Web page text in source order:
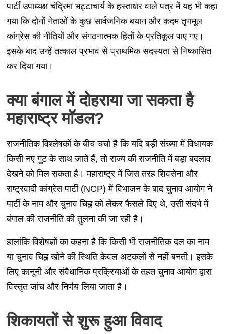
पार्टी उपाध्यक्ष चंद्रिमा भट्टाचार्य के हस्ताक्षर वाले पत्र में यह भी कहा
गया कि दोनों नेताओं के कुछ सार्वजनिक बयान और कदम तृणमूल
कांग्रेस की नीतियों और संगठनात्मक हितों के प्रतिकूल पाए गए।
इसके बाद उन्हें तत्काल प्रभाव से प्राथमिक सदस्यता से निष्कासित
कर दिया गया।
क्या बंगाल में दोहराया जा सकता है
महाराष्ट्र मॉडल?
राजनीतिक विश्लेषकों के बीच चर्चा है कि यदि बड़ी संख्या में विधायक
किसी नए गुट के साथ जाते हैं, तो राज्य की राजनीति में बड़ा बदलाव
देखने को मिल सकता है। महाराष्ट्र में जिस तरह शिवसेना और
राष्ट्रवादी कांग्रेस पार्टी (NCP) में विभाजन के बाद चुनाव आयोग ने
पार्टी के नाम और चुनाव चिह्न को लेकर फैसले दिए थे, उसी संदर्भ में
बंगाल की राजनीति की तुलना की जा रही है।
हालांकि विशेषज्ञों का कहना है कि किसी भी राजनीतिक दल का नाम
या चुनाव चिह्न खोने की स्थिति केवल अटकलों से नहीं बनती। इसके
लिए कानूनी और संवैधानिक प्रक्रियाओं के तहत चुनाव आयोग द्वारा
विस्तृत जांच और निर्णय लिया जाता है।
शिकायतों से शुरू हुआ विवाद